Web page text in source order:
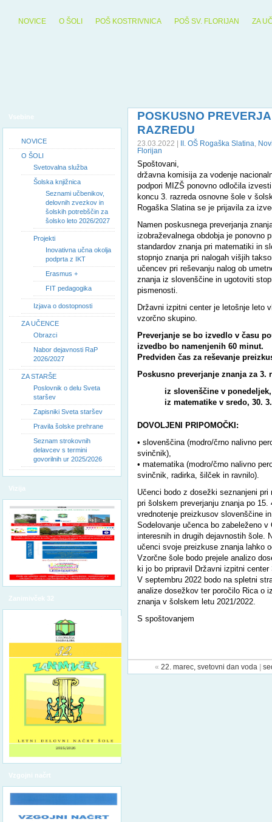
NOVICE O ŠOLI POŠ KOSTRIVNICA POŠ SV. FLORIJAN ZA
Vsebine
NOVICE
O ŠOLI
Svetovalna služba
Šolska knjižnica
Seznami učbenikov,
delovnih zvezkov in
šolskih potrebščin za
šolsko leto 2026/2027
Projekti
Inovativna učna okolja
podprta z IKT
Erasmus +
FIT pedagogika
Izjava o dostopnosti
ZA UČENCE
Obrazci
Nabor dejavnosti RaP
2026/2027
ZA STARŠE
Poslovnik o delu Sveta
staršev
Zapisniki Sveta staršev
Pravila šolske prehrane
Seznam strokovnih
delavcev s termini
govorilnih ur 2025/2026
Vizija
Zanimivček 32
Vzgojni načrt
POSKUSNO
RAZREDU
23.03.2022 | II. OŠ Rogaška Slatina,
Florijan
Spoštovani,
državna komisija za vodenje
podpori MIZŠ ponovno odločila
koncu 3. razreda osnovne šole v
Rogaška Slatina se je prijavila za
Namen poskusnega preverjanja
izobraževalnega obdobja je ponovno
standardov znanja pri matematiki in
stopnjo znanja pri nalogah višjih
učencev pri reševanju nalog ob
znanja iz slovenščine in ugotoviti
pismenosti.
Državni izpitni center je letošnje leto
vzorčno skupino.
Preverjanje se bo izvedlo v času
izvedbo bo namenjenih 60 minut.
Predviden čas za reševanje
Poskusno preverjanje znanja za 3.
iz slovenščine v ponedeljek,
iz matematike v sredo, 30.
DOVOLJENI PRIPOMOČKI:
• slovenščina (modro/črno nalivno
svinčnik),
• matematika (modro/črno nalivno
svinčnik, radirka, šilček in ravnilo).
Učenci bodo z dosežki seznanjeni
pri šolskem preverjanju znanja po
vrednotenje preizkusov slovenščine
Sodelovanje učenca bo zabeleženo
interesnih in drugih dejavnostih šole.
učenci svoje preizkuse znanja lahko
Vzorčne šole bodo prejele analizo
ki jo bo pripravil Državni izpitni center
V septembru 2022 bodo na spletni
analize dosežkov ter poročilo Rica o
znanja v šolskem letu 2021/2022.
S spoštovanjem
« 22. marec, svetovni dan voda